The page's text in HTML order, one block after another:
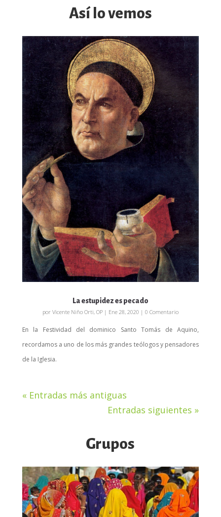
Así lo vemos
La estupidez es pecado
por Vicente Niño Orti, OP| Ene 28, 2020 | 0 Comentario
En la Festividad del dominico Santo Tomás de Aquino,
recordamos a uno de los más grandes teólogos y pensadores
de la Iglesia.
« Entradas más antiguas
Entradas siguientes »
Grupos